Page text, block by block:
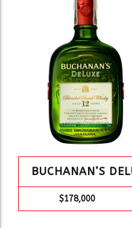
BUCHANAN’S
$178,000